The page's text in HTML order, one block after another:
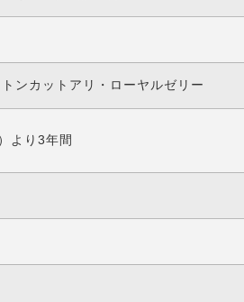
ンカットアリ・ローヤルゼリー
より3年間